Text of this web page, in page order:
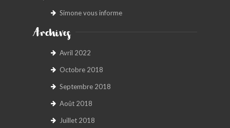
Simone vous informe
Archives
Avril 2022
Octobre 2018
Septembre 2018
Août 2018
Juillet 2018